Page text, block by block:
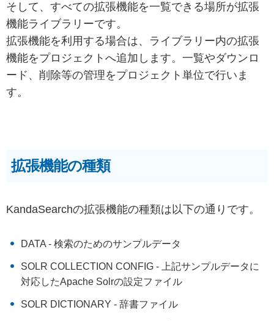
そして、すべての拡張機能を一覧できる場所が拡張
機能ライブラリーです。
拡張機能を利用する場合は、ライブラリー内の拡張
機能をプロジェクトへ追加します。一覧やダウンロ
ード、削除等の管理をプロジェクト単位で行いま
す。
拡張機能の種類
KandaSearchの拡張機能の種類は以下の通りです。
DATA - 検索のためのサンプルデータ
SOLR COLLECTION CONFIG - 上記サンプルデータに
対応したApache Solrの設定ファイル
SOLR DICTIONARY - 辞書ファイル